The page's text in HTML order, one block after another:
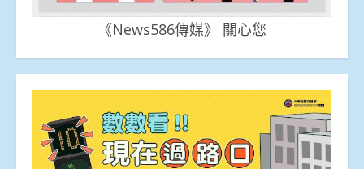
《News586傳媒》 關心您